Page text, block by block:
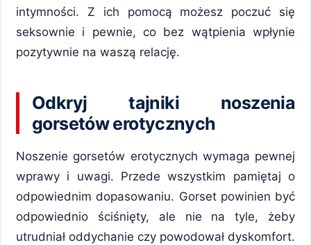
intymności. Z ich pomocą możesz poczuć się
seksownie i pewnie, co bez wątpienia wpłynie
pozytywnie na waszą relację.
Odkryj tajniki noszenia
gorsetów erotycznych
Noszenie gorsetów erotycznych wymaga pewnej
wprawy i uwagi. Przede wszystkim pamiętaj o
odpowiednim dopasowaniu. Gorset powinien być
odpowiednio ściśnięty, ale nie na tyle, żeby
utrudniał oddychanie czy powodował dyskomfort.